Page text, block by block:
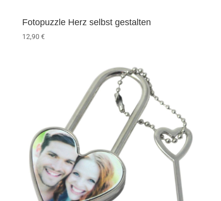
Fotopuzzle Herz selbst gestalten
12,90 €